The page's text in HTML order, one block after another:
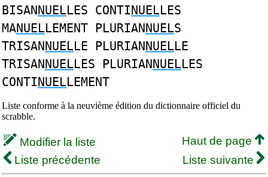
BISANNUELLES CONTINUELLES
MANUELLEMENT PLURIANNUELS
TRISANNUELLE PLURIANNUELLE
TRISANNUELLES PLURIANNUELLES
CONTINUELLEMENT
Liste conforme à la neuvième édition du dictionnaire officiel du
scrabble.
Modifier la liste
Haut de page
Liste précédente
Liste suivante